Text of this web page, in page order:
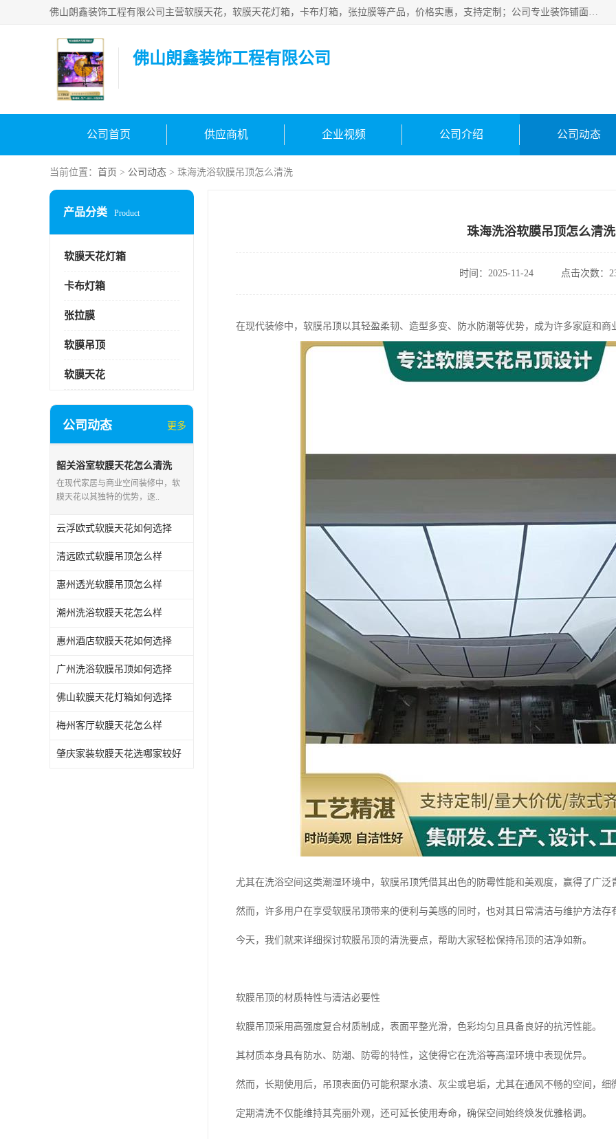
佛山朗鑫装饰工程有限公司主营软膜天花，软膜天花灯箱，卡布灯箱，张拉膜等产品，价格实惠，支持定制；公司专业装饰铺面，家居，会展特装，软膜等工程，技能精良人员，安装快、价格合理，质量保证、热诚与各方有识人士合作，欢迎新老客户来电咨询。
佛山朗鑫装饰工程有限公司
公司首页 供应商机 企业视频 公司介绍 公司动态
当前位置： 首页 > 公司动态 > 珠海洗浴软膜吊顶怎么清洗
产品分类 Product
软膜天花灯箱
卡布灯箱
张拉膜
软膜吊顶
软膜天花
公司动态 更多
韶关浴室软膜天花怎么清洗
在现代家居与商业空间装修中，软
膜天花以其独特的优势，逐..
云浮欧式软膜天花如何选择
清远欧式软膜吊顶怎么样
惠州透光软膜吊顶怎么样
潮州洗浴软膜天花怎么样
惠州酒店软膜天花如何选择
广州洗浴软膜吊顶如何选择
佛山软膜天花灯箱如何选择
梅州客厅软膜天花怎么样
肇庆家装软膜天花选哪家较好
珠海洗浴软膜吊顶怎么清洗
时间：2025-11-24 点击次数：
在现代装修中，软膜吊顶以其轻盈柔韧、造型多变、防水防潮等优势，成为许多家庭和商
尤其在洗浴空间这类潮湿环境中，软膜吊顶凭借其出色的防霉性能和美观度，赢得了广泛
然而，许多用户在享受软膜吊顶带来的便利与美感的同时，也对其日常清洁与维护方法存
今天，我们就来详细探讨软膜吊顶的清洗要点，帮助大家轻松保持吊顶的洁净如新。
软膜吊顶的材质特性与清洁必要性
软膜吊顶采用高强度复合材质制成，表面平整光滑，色彩均匀且具备良好的抗污性能。
其材质本身具有防水、防潮、防霉的特性，这使得它在洗浴等高湿环境中表现优异。
然而，长期使用后，吊顶表面仍可能积聚水渍、灰尘或皂垢，尤其在通风不畅的空间，细
定期清洗不仅能维持其亮丽外观，还可延长使用寿命，确保空间始终焕发优雅格调。